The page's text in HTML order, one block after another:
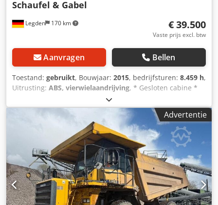
Legden 170 km
Schaufel & Gabel
€ 39.500
Vaste prijs excl. btw
Aanvragen Bellen
Toestand: gebruikt, Bouwjaar: 2015, bedrijfsturen: 8.459 h,
Uitrusting: ABS, vierwielaandrijving, * Gesloten cabine *
Hauser Air 26 Alva filtersysteem * CD-radio * TFT-
infodisplay * Airconditioning * Achteruitrijcamerasysteem
met extern scherm * Lastafschakeling * Inclusief laadbak
en palletvork * Motorvermogen van 123 kW * VSC * K-TCS
Dkjdpfozrrkpex Andjr ----Voertuignummer 12318 ----Fouten
en tussenverkoop voorbehouden
Advertentie